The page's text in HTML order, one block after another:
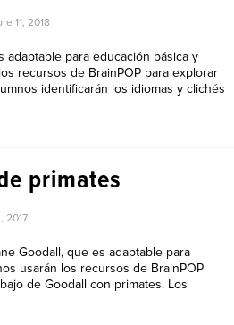
11, 2018
adaptable para educación básica y
recursos de BrainPOP para explorar
identificarán los idiomas y clichés
primates
2017
Goodall, que es adaptable para
usarán los recursos de BrainPOP
de Goodall con primates. Los